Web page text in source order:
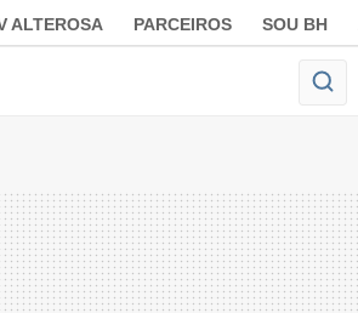
ALTEROSA PARCEIROS SOU BH